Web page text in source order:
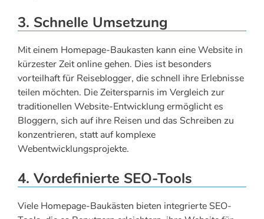
3. Schnelle Umsetzung
Mit einem Homepage-Baukasten kann eine Website in
kürzester Zeit online gehen. Dies ist besonders
vorteilhaft für Reiseblogger, die schnell ihre Erlebnisse
teilen möchten. Die Zeitersparnis im Vergleich zur
traditionellen Website-Entwicklung ermöglicht es
Bloggern, sich auf ihre Reisen und das Schreiben zu
konzentrieren, statt auf komplexe
Webentwicklungsprojekte.
4. Vordefinierte SEO-Tools
Viele Homepage-Baukästen bieten integrierte SEO-